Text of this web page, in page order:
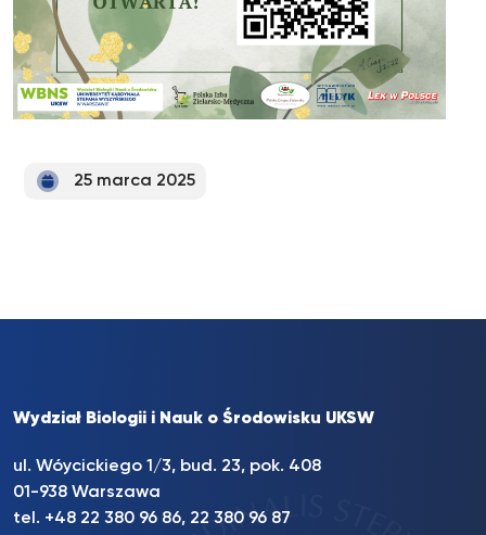
25 marca 2025
Wydział Biologii i Nauk o Środowisku UKSW
ul. Wóycickiego 1/3, bud. 23, pok. 408
01-938 Warszawa
tel. +48 22 380 96 86, 22 380 96 87